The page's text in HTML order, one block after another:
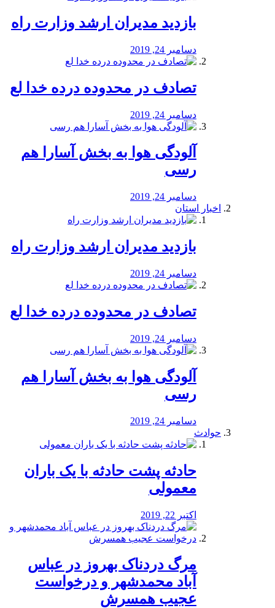
بازدید مدیران ارشد وزارت راه
دسامبر 24, 2019
تصادف در محدوده درده خدا لع
دسامبر 24, 2019
آلودگی هوا به بخش آسارا هم
رسی
دسامبر 24, 2019
اخبار استان
بازدید مدیران ارشد وزارت راه
دسامبر 24, 2019
تصادف در محدوده درده خدا لع
دسامبر 24, 2019
آلودگی هوا به بخش آسارا هم
رسی
دسامبر 24, 2019
حوادث
️حادثه پشت حادثه با یک باران
معمولی
اکتبر 22, 2019
مرگ دردناک بهروز در عباس
آباد محمدشهر و درخواست
عجیب همسرش